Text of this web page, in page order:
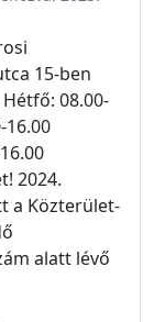
15-ben
08.00-
16.00
2024.
a Közterület-
alatt lévő